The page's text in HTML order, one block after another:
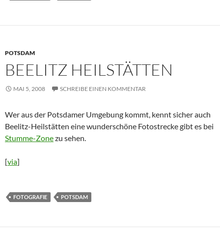
POTSDAM
BEELITZ HEILSTÄTTEN
MAI 5, 2008 SCHREIBE EINEN KOMMENTAR
Wer aus der Potsdamer Umgebung kommt, kennt sicher auch
Beelitz-Heilstätten eine wunderschöne Fotostrecke gibt es bei
Stumme-Zonezu sehen.
[via]
FOTOGRAFIE POTSDAM